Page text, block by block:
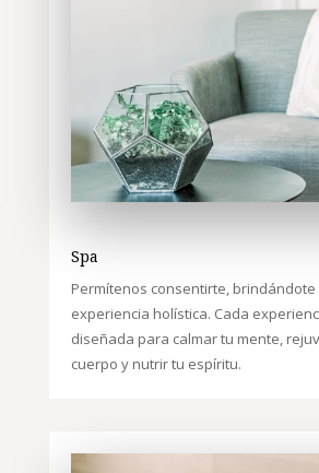
Spa
Permítenos consentirte, brindándote
experiencia holística. Cada
diseñada para calmar tu mente,
cuerpo y nutrir tu espíritu.